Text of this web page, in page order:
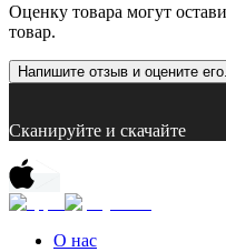
Оценку товара могут
товар.
Напишите отзыв и оцените его.
Сканируйте и скачайте
О нас